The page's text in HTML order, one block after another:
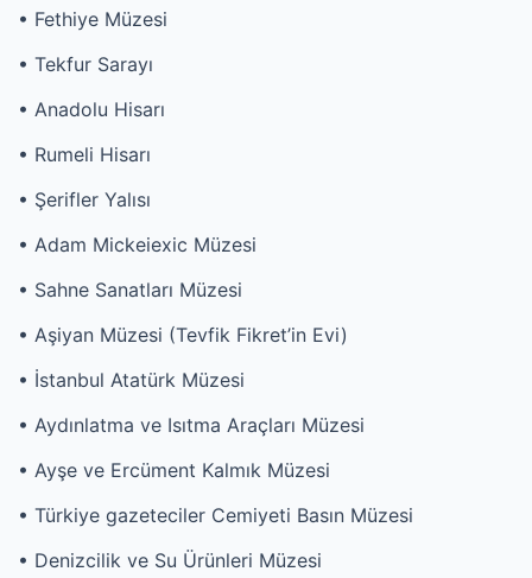
• Fethiye Müzesi
• Tekfur Sarayı
• Anadolu Hisarı
• Rumeli Hisarı
• Şerifler Yalısı
• Adam Mickeiexic Müzesi
• Sahne Sanatları Müzesi
• Aşiyan Müzesi (Tevfik Fikret’in Evi)
• İstanbul Atatürk Müzesi
• Aydınlatma ve Isıtma Araçları Müzesi
• Ayşe ve Ercüment Kalmık Müzesi
• Türkiye gazeteciler Cemiyeti Basın Müzesi
• Denizcilik ve Su Ürünleri Müzesi